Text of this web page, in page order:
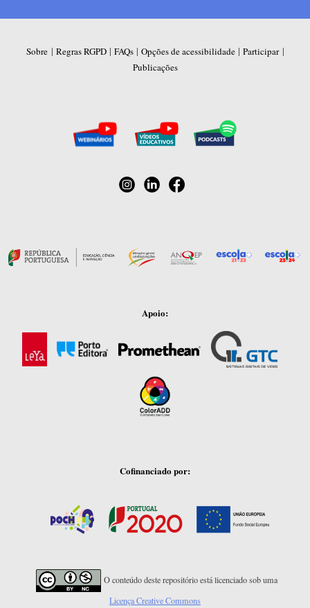
Sobre | Regras RGPD| FAQs| Opções de acessibilidade| Participar|
Publicações
Apoio:
Cofinanciado por:
O conteúdo deste repositório está licenciado sob uma
Licença Creative Commons